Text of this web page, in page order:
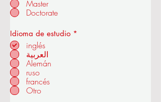
en ZÜRICH - SUIZA
Master
Doctorate
Idioma de estudio *
inglés
العربية
Alemán
ruso
francés
Otro